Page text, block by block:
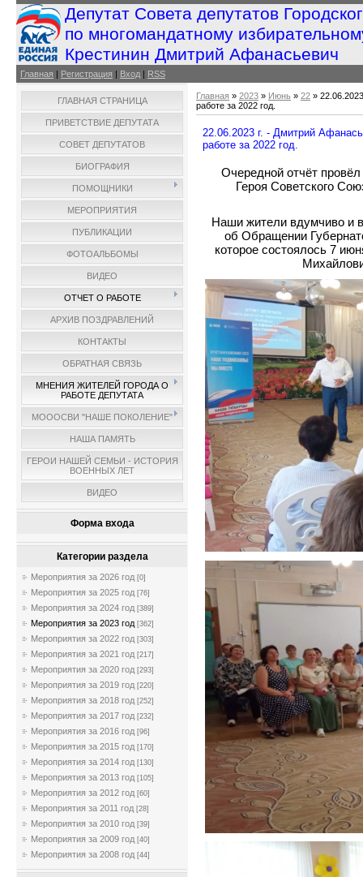
Депутат Совета депутатов
по многомандатному
Крестинин Дмитрий Афанасьевич
Главная | Регистрация | Вход | RSS
ГЛАВНАЯ СТРАНИЦА
ПРИВЕТСТВИЕ ДЕПУТАТА
СОВЕТ ДЕПУТАТОВ
БИОГРАФИЯ
ПОМОЩНИКИ
МЕРОПРИЯТИЯ
ПУБЛИКАЦИИ
ФОТОАЛЬБОМЫ
ВИДЕО
ОТЧЕТ О РАБОТЕ
АРХИВ ПОЗДРАВЛЕНИЙ
КОНТАКТЫ
ОБРАТНАЯ СВЯЗЬ
МНЕНИЯ ЖИТЕЛЕЙ ГОРОДА О
РАБОТЕ ДЕПУТАТА
МОООСВИ "НАШЕ ПОКОЛЕНИЕ"
НАША ПАМЯТЬ
ГЕРОИ НАШЕЙ СЕМЬИ - ИСТОРИЯ
ВОЕННЫХ ЛЕТ
ВИДЕО
Форма входа
Категории раздела
Мероприятия за 2026 год [0]
Мероприятия за 2025 год [76]
Мероприятия за 2024 год [389]
Мероприятия за 2023 год [362]
Мероприятия за 2022 год [303]
Мероприятия за 2021 год [217]
Мероприятия за 2020 год [293]
Мероприятия за 2019 год [220]
Мероприятия за 2018 год [252]
Мероприятия за 2017 год [232]
Мероприятия за 2016 год [96]
Мероприятия за 2015 год [170]
Мероприятия за 2014 год [130]
Мероприятия за 2013 год [105]
Мероприятия за 2012 год [60]
Мероприятия за 2011 год [28]
Мероприятия за 2010 год [39]
Мероприятия за 2009 год [40]
Мероприятия за 2008 год [44]
Главная » 2023 » Июнь » 22 »
работе за 2022 год.
22.06.2023 г. - Дмитрий
работе за 2022 год.
Очередной отчёт
Героя Советского
Наши жители вдумчиво и
об Обращении
которое состоялось 7